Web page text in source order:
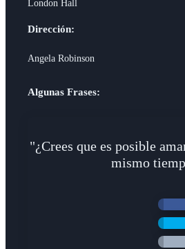
London Hall
Dirección:
Angela Robinson
Algunas Frases:
"¿Crees que es posible
mismo